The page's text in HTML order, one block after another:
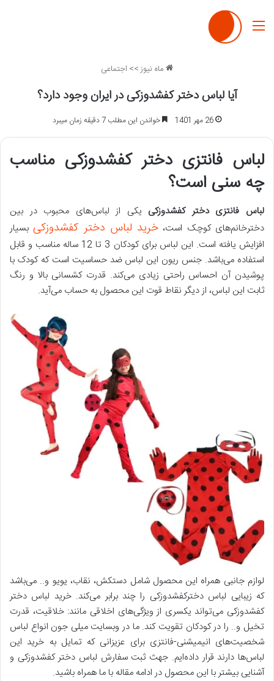
منو
ماه نیوز>> اجتماعی
آیا لباس دختر کفشدوزکی در ایران وجود دارد؟
26 مهر 1401 خواندن این مطلب 7 دقیقه زمان میبرد
لباس فانتزی دختر کفشدوزکی مناسب
چه سنی است؟
لباس فانتزی دختر کفشدوزکی یکی از لباس‌های محبوب در بین
دخترخانم‌های کوچک است، خرید لباس دختر کفشدوزکیبسیار
افزایش یافته است. این لباس برای کودکان 3 تا 12 ساله مناسب و قابل
استفاده می‌‌باشد. جنس ریون این لباس ضد حساسیت است که کودک با
پوشیدن آن احساس راحتی زیادی می‌کند. قدرت کشسانی بالا و رنگ
ثابت این لباس، از دیگر نقاط قوت این محصول به حساب می‌آید.
لوازم جانبی همراه این محصول شامل دستکش، نقاب، یویو و.. می‌باشد
که زیبایی لباس دخترکفشدوزکی را چند برابر می‌کند. خرید لباس دختر
کفشدوزکی می‌تواند یکسری از ویژگی‌های اخلاقی مانند: خلاقیت، قدرت
تخیل و.. را در کودکان تقویت کند. ما در وبسایت میلی جون انواع لباس
شخصیت‌های انیمیشنی-فانتزی برای عزیزانی که تمایل به خرید این
لباس‌ها دارند قرار داده‌ایم. جهث ثبت سفارش لباس دختر کفشدوزکی و
آشنایی بیشتر با این محصول در ادامه مقاله با ما همراه باشید.